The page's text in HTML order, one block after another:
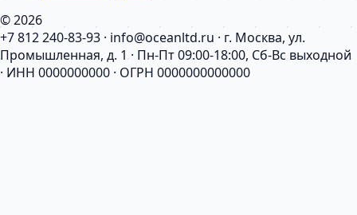
© 2026
+7 812 240-83-93 · info@oceanltd.ru · г. Москва, ул.
Промышленная, д. 1 · Пн-Пт 09:00-18:00, Сб-Вс выходной
· ИНН 0000000000 · ОГРН 0000000000000